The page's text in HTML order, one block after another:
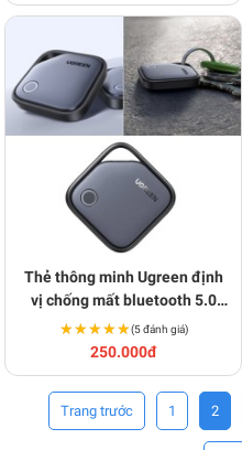
Thẻ thông minh Ugreen định
vị chống mất bluetooth 5.0
BA1509
★★★★★
★★★★★(5 đánh giá)
250.000đ
1 2